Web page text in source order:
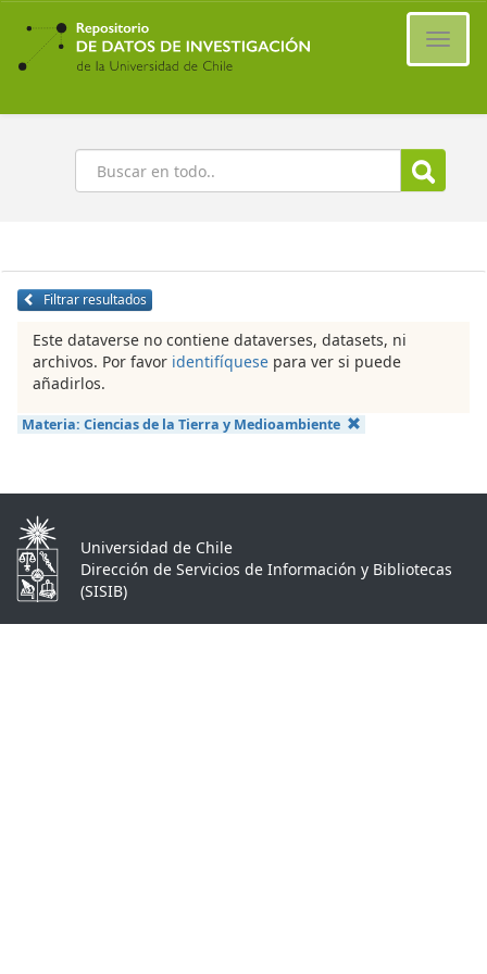
Ir
contenido
principal
Buscar
Filtrar resultados
Este dataverse no contiene dataverses, datasets, ni
archivos. Por favor identifíquese para ver si puede
añadirlos.
Materia: Ciencias de la Tierra y Medioambiente
Universidad de Chile
Dirección de Servicios de Información y Bibliotecas
(SISIB)